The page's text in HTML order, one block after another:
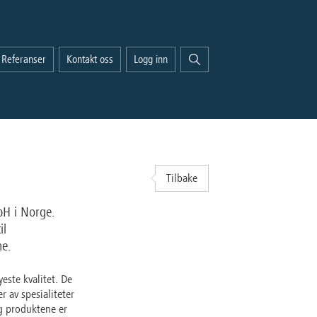
Referanser Kontakt oss Logg inn
i Norge.
kvalitet. De
av spesialiteter
produktene er
Tilbake